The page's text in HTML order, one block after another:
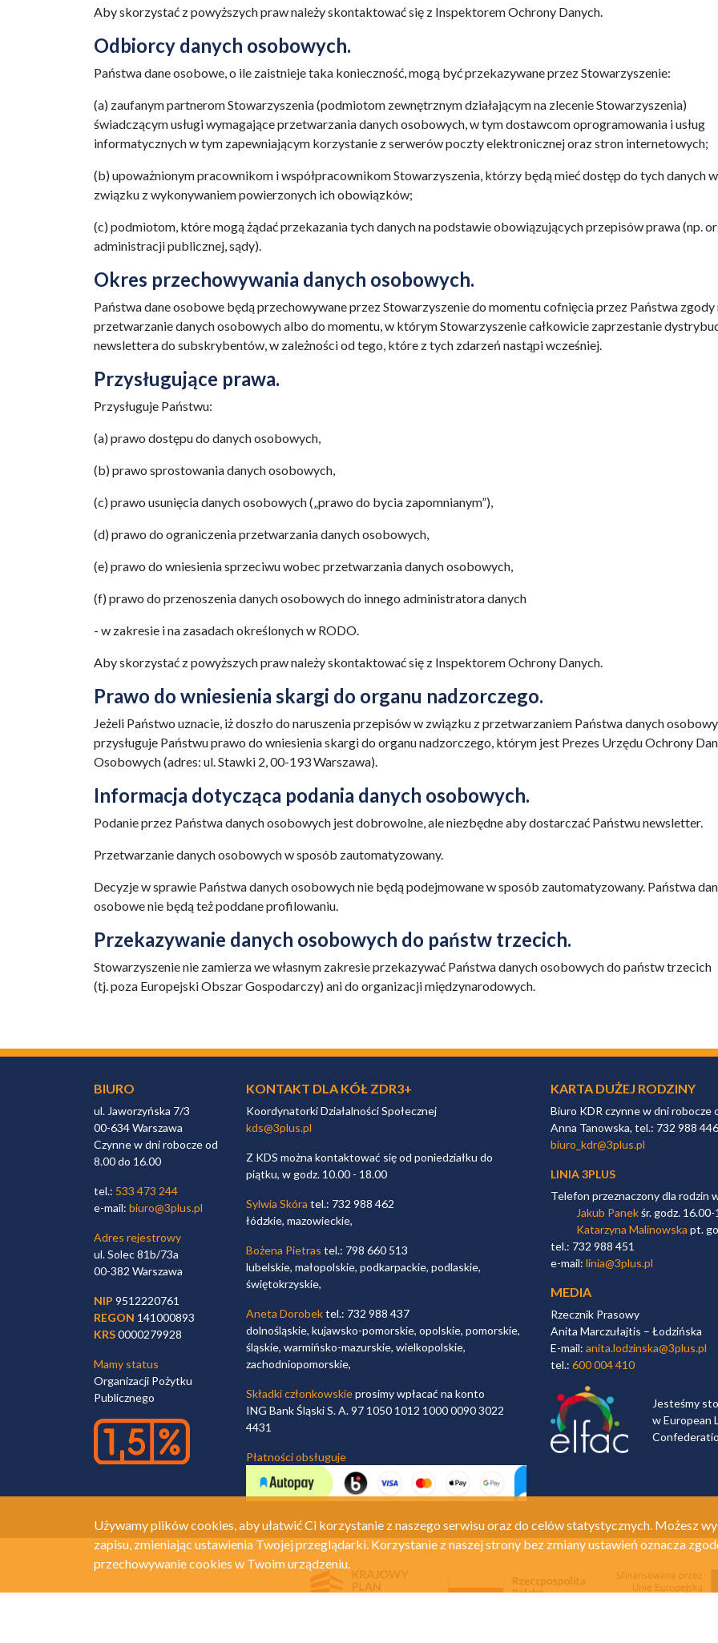
Aby skorzystać z powyższych praw należy skontaktować się z Inspektorem Ochrony Danych.
Odbiorcy danych osobowych.
Państwa dane osobowe, o ile zaistnieje taka konieczność, mogą być przekazywane przez Stowarzyszenie:
(a) zaufanym partnerom Stowarzyszenia (podmiotom zewnętrznym działającym na zlecenie Stowarzyszenia)
świadczącym usługi wymagające przetwarzania danych osobowych, w tym dostawcom oprogramowania i usług
informatycznych w tym zapewniającym korzystanie z serwerów poczty elektronicznej oraz stron internetowych;
(b) upoważnionym pracownikom i współpracownikom Stowarzyszenia, którzy będą mieć dostęp do tych danych w
związku z wykonywaniem powierzonych ich obowiązków;
(c) podmiotom, które mogą żądać przekazania tych danych na podstawie obowiązujących przepisów prawa (np.
administracji publicznej, sądy).
Okres przechowywania danych osobowych.
Państwa dane osobowe będą przechowywane przez Stowarzyszenie do momentu cofnięcia przez Państwa zgody
przetwarzanie danych osobowych albo do momentu, w którym Stowarzyszenie całkowicie zaprzestanie
newslettera do subskrybentów, w zależności od tego, które z tych zdarzeń nastąpi wcześniej.
Przysługujące prawa.
Przysługuje Państwu:
(a) prawo dostępu do danych osobowych,
(b) prawo sprostowania danych osobowych,
(c) prawo usunięcia danych osobowych („prawo do bycia zapomnianym”),
(d) prawo do ograniczenia przetwarzania danych osobowych,
(e) prawo do wniesienia sprzeciwu wobec przetwarzania danych osobowych,
(f) prawo do przenoszenia danych osobowych do innego administratora danych
- w zakresie i na zasadach określonych w RODO.
Aby skorzystać z powyższych praw należy skontaktować się z Inspektorem Ochrony Danych.
Prawo do wniesienia skargi do organu nadzorczego.
Jeżeli Państwo uznacie, iż doszło do naruszenia przepisów w związku z przetwarzaniem Państwa danych
przysługuje Państwu prawo do wniesienia skargi do organu nadzorczego, którym jest Prezes Urzędu Ochrony
Osobowych (adres: ul. Stawki 2, 00-193 Warszawa).
Informacja dotycząca podania danych osobowych.
Podanie przez Państwa danych osobowych jest dobrowolne, ale niezbędne aby dostarczać Państwu newsletter.
Przetwarzanie danych osobowych w sposób zautomatyzowany.
Decyzje w sprawie Państwa danych osobowych nie będą podejmowane w sposób zautomatyzowany. Państwa
osobowe nie będą też poddane profilowaniu.
Przekazywanie danych osobowych do państw trzecich.
Stowarzyszenie nie zamierza we własnym zakresie przekazywać Państwa danych osobowych do państw trzecich
(tj. poza Europejski Obszar Gospodarczy) ani do organizacji międzynarodowych.
BIURO
ul. Jaworzyńska 7/3
00-634 Warszawa
Czynne w dni robocze od
8.00 do 16.00
tel.: 533 473 244
e-mail: biuro@3plus.pl
Adres rejestrowy
ul. Solec 81b/73a
00-382 Warszawa
NIP 9512220761
REGON 141000893
KRS0000279928
Mamy status
Organizacji Pożytku
Publicznego
KONTAKT DLA KÓŁ ZDR3+
Koordynatorki Działalności Społecznej
kds@3plus.pl
Z KDS można kontaktować się od poniedziałku do
piątku, w godz. 10.00 - 18.00
Sylwia Skóra tel.: 732 988 462
łódzkie, mazowieckie,
Bożena Pietras tel.: 798 660 513
lubelskie, małopolskie, podkarpackie, podlaskie,
świętokrzyskie,
Aneta Dorobektel.: 732 988 437
dolnośląskie, kujawsko-pomorskie, opolskie, pomorskie,
śląskie, warmińsko-mazurskie, wielkopolskie,
zachodniopomorskie,
Składki członkowskieprosimy wpłacać na konto
ING Bank Śląski S. A. 97 1050 1012 1000 0090 3022
4431
Płatności obsługuje
KARTA DUŻEJ RODZINY
Biuro KDR czynne w dni robocze
Anna Tanowska, tel.: 732 988 446
biuro_kdr@3plus.pl
LINIA 3PLUS
Telefon przeznaczony dla rodzin
Jakub Panekśr. godz. 16.00-
Katarzyna Malinowska pt.
tel.: 732 988 451
e-mail: linia@3plus.pl
MEDIA
Rzecznik Prasowy
Anita Marczułajtis – Łodzińska
E-mail: anita.lodzinska@3plus.pl
tel.: 600 004 410
Jesteśmy
w European
Używamy plików cookies, aby ułatwić Ci korzystanie z naszego serwisu oraz do celów statystycznych. Możesz
zapisu, zmieniając ustawienia Twojej przeglądarki. Korzystanie z naszej strony bez zmiany ustawień oznacza
przechowywanie cookies w Twoim urządzeniu.